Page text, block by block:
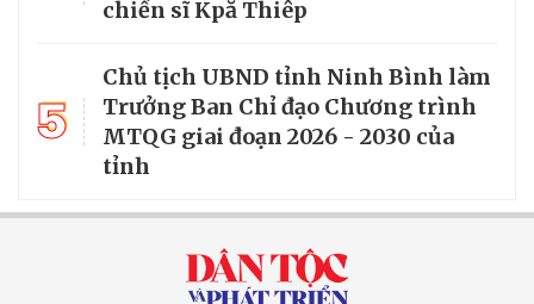
chiến sĩ Kpă Thiêp
5
Chủ tịch UBND tỉnh Ninh Bình làm
Trưởng Ban Chỉ đạo Chương trình
MTQG giai đoạn 2026 - 2030 của
tỉnh